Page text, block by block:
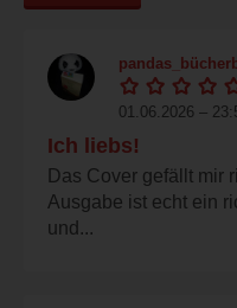
01.06.2026 –
Ich liebs!
Das Cover gefällt mir
Ausgabe ist echt ein
und...